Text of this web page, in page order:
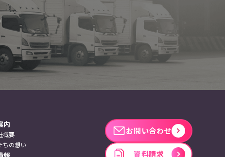
内
概要
ちの想い
報
お問い合わせ
資料請求